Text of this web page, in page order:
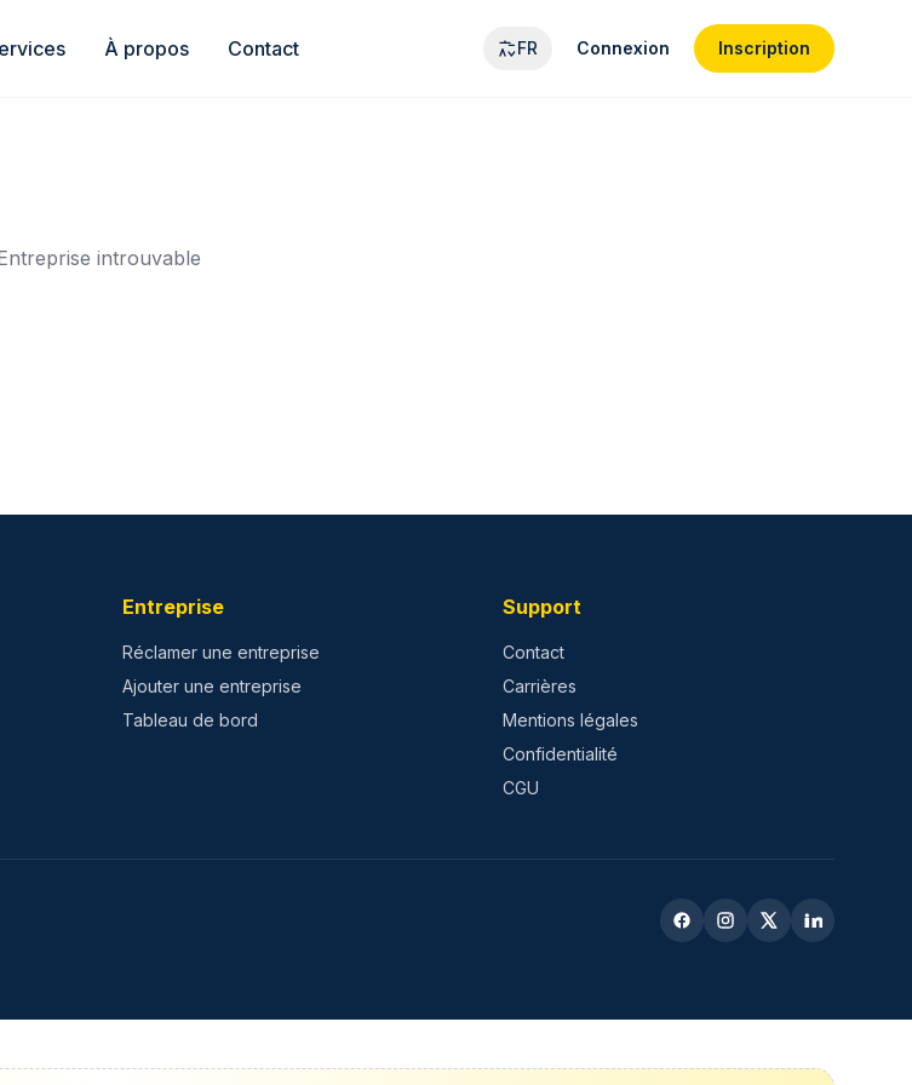
À propos Contact FR Connexion Inscription
introuvable
Entreprise
Réclamer une entreprise
Ajouter une entreprise
Tableau de bord
Support
Contact
Carrières
Mentions légales
Confidentialité
CGU